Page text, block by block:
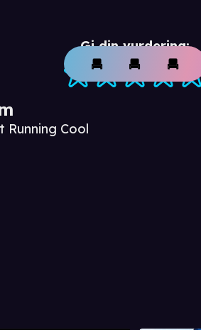
Gi din vurdering:
Running Cool